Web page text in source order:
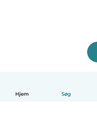
Hjem Søg